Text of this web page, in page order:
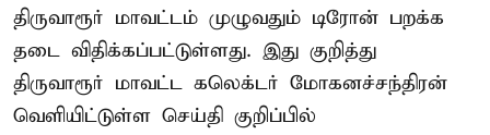
திருவாரூர் மாவட்டம் முழுவதும் டிரோன் பறக்க
தடை விதிக்கப்பட்டுள்ளது. இது குறித்து
திருவாரூர் மாவட்ட கலெக்டர் மோகனச்சந்திரன்
வெளியிட்டுள்ள செய்தி குறிப்பில்